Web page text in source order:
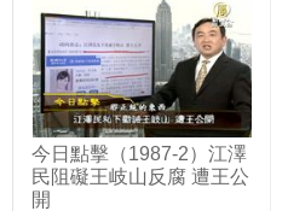
今日點擊（1987-2）江澤
民阻礙王岐山反腐 遭王公
開